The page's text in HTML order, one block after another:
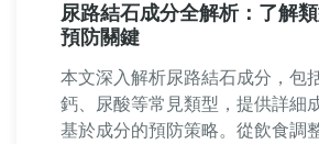
尿路結石成分全解析：了解
預防關鍵
本文深入解析尿路結石成分，包
鈣、尿酸等常見類型，提供詳細
基於成分的預防策略。從飲食調